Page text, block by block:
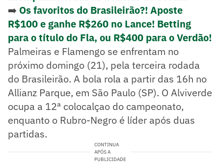
➡️ Os favoritos do Brasileirão?! Aposte
R$100 e ganhe R$260 no Lance! Betting
para o título do Fla, ou R$400 para o Verdão!
Palmeiras e Flamengo se enfrentam no
próximo domingo (21), pela terceira rodada
do Brasileirão. A bola rola a partir das 16h no
Allianz Parque, em São Paulo (SP). O Alviverde
ocupa a 12ª colocalçao do campeonato,
enquanto o Rubro-Negro é líder após duas
partidas.
CONTINUA
APÓS A
PUBLICIDADE